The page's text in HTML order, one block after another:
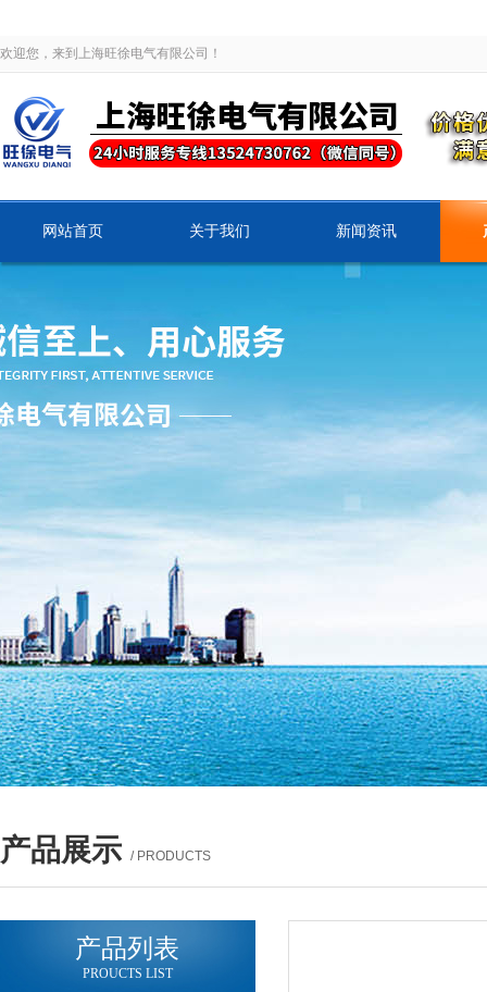
欢迎您，来到上海旺徐电气有限公司！
网站首页 关于我们 新闻资讯
产品展示 / PRODUCTS
产品列表
PROUCTS LIST